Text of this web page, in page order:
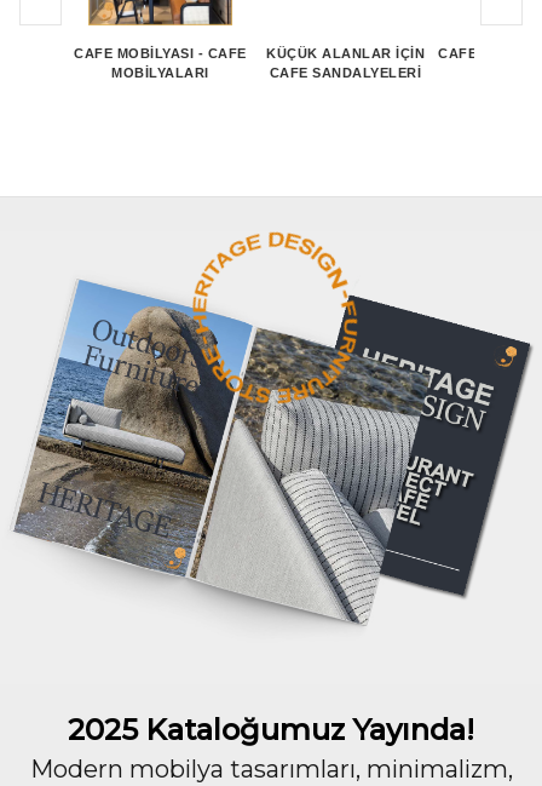
CAFE MOBİLYASI - CAFE
MOBİLYALARI
KÜÇÜK ALANLAR İÇIN
CAFE SANDALYELERI
CAFE
2025 Kataloğumuz Yayında!
Modern mobilya tasarımları, minimalizm,